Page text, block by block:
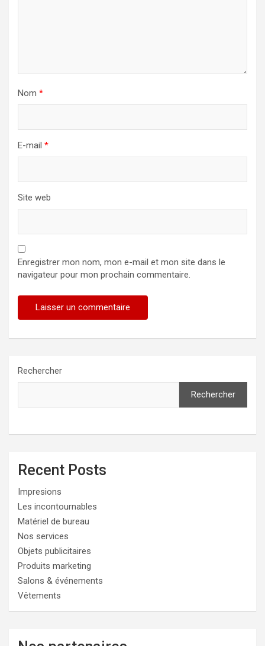
Nom *
E-mail *
Site web
Enregistrer mon nom, mon e-mail et mon site dans le
navigateur pour mon prochain commentaire.
Rechercher
Rechercher
Recent Posts
Impresions
Les incontournables
Matériel de bureau
Nos services
Objets publicitaires
Produits marketing
Salons & événements
Vêtements